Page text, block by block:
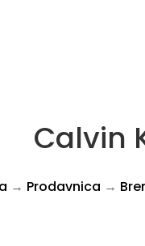
Calvin
→ Prodavnica →